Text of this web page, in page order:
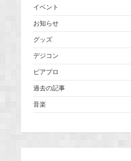
イベント
お知らせ
グッズ
デジコン
ピアプロ
過去の記事
音楽